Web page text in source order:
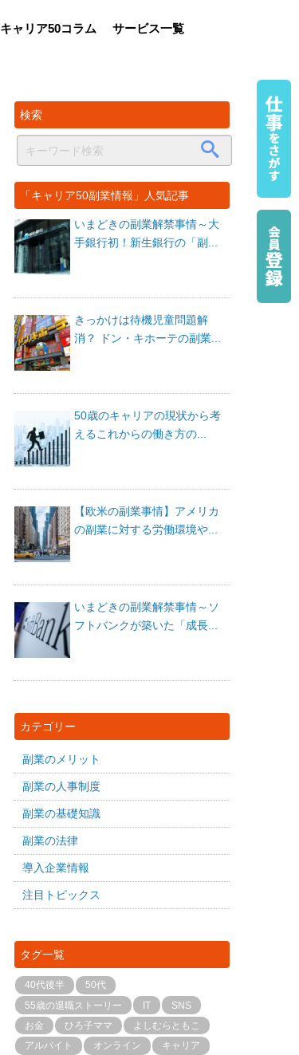
キャリア50コラム サービス一覧
検索
「キャリア50副業情報」人気記事
いまどきの副業解禁事情～大
手銀行初！新生銀行の「副...
きっかけは待機児童問題解
消？ ドン・キホーテの副業...
50歳のキャリアの現状から考
えるこれからの働き方の...
【欧米の副業事情】アメリカ
の副業に対する労働環境や...
いまどきの副業解禁事情～ソ
フトバンクが築いた「成長...
カテゴリー
副業のメリット
副業の人事制度
副業の基礎知識
副業の法律
導入企業情報
注目トピックス
タグ一覧
40代後半
50代
55歳の退職ストーリー
IT
SNS
お金
ひろ子ママ
よしむらともこ
アルバイト
オンライン
キャリア